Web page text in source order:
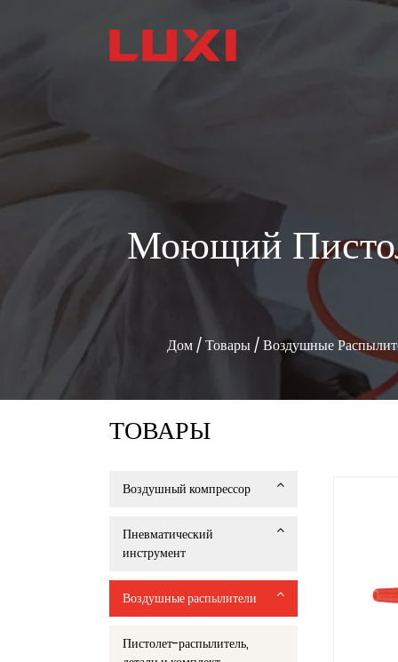
Моющий
Дом/Товары/Воздушные
ТОВАРЫ
Воздушный компрессор
Пневматический
инструмент
Воздушные распылители
Пистолет-распылитель,